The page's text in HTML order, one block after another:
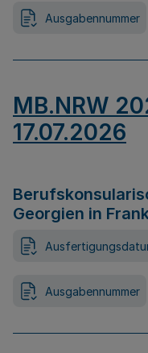
Ausgabennummer
MB.NRW
17.07.2026
Georgien in
Ausgabennummer